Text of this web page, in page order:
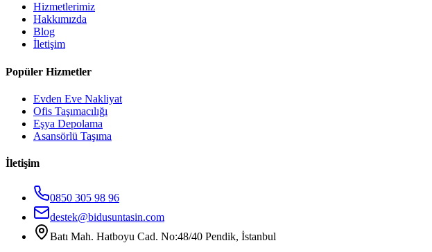
Hizmetlerimiz
Hakkımızda
Blog
İletişim
Popüler Hizmetler
Evden Eve Nakliyat
Ofis Taşımacılığı
Eşya Depolama
Asansörlü Taşıma
İletişim
0850 305 98 96
destek@bidusuntasin.com
Batı Mah. Hatboyu Cad. No:48/40 Pendik, İstanbul